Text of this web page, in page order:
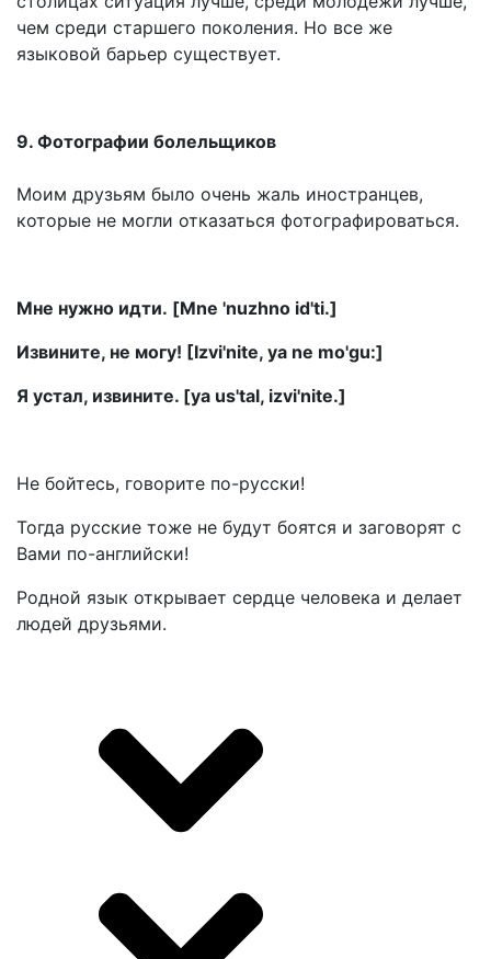
чем среди старшего поколения. Но все же
языковой барьер существует.
9. Фотографии болельщиков
Моим друзьям было очень жаль иностранцев,
которые не могли отказаться фотографироваться.
Мне нужно идти. [Mne 'nuzhno id'ti.]
Извините, не могу! [Izvi'nite, ya ne mo'gu:]
Я устал, извините. [ya us'tal, izvi'nite.]
Не бойтесь, говорите по-русски!
Тогда русские тоже не будут боятся и заговорят с
Вами по-английски!
Родной язык открывает сердце человека и делает
людей друзьями.